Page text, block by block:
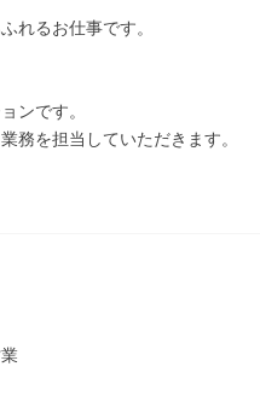
れるお仕事です。
ンです。
務を担当していただきます。